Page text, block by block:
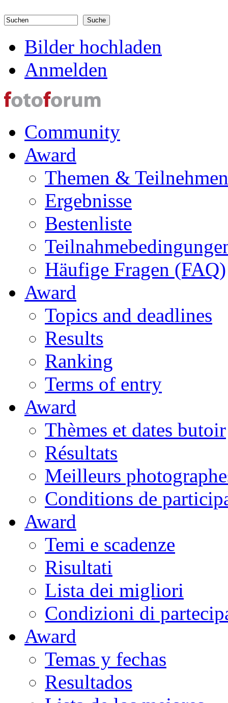
Suchformular
Bilder hochladen
Anmelden
Community
Award
Themen & Teilnehmen
Ergebnisse
Bestenliste
Häufige Fragen (FAQ)
Award
Topics and deadlines
Results
Ranking
Terms of entry
Award
Thèmes et dates butoir
Résultats
Meilleurs
Conditions de
Award
Temi e scadenze
Risultati
Lista dei migliori
Condizioni di
Award
Temas y fechas
Resultados